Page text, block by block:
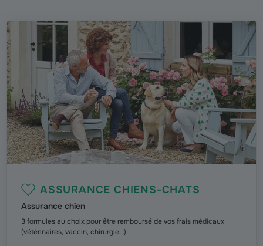
ASSURANCE CHIENS-CHATS
Assurance chien
3 formules au choix pour être remboursé de vos frais médicaux
(vétérinaires, vaccin, chirurgie…).